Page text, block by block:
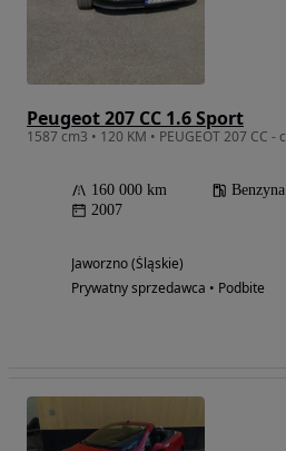
Peugeot 207 CC 1.6 Sport
160 000 km Benzyna
2007
Jaworzno (Śląskie)
Prywatny sprzedawca • Podbite